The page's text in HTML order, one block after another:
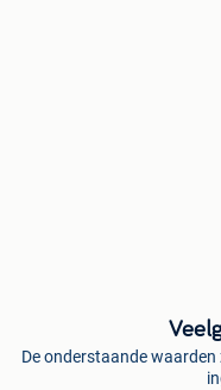
De onderstaande